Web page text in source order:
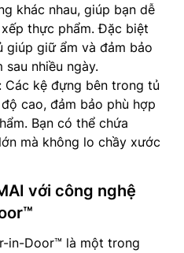
khác nhau, giúp bạn dễ
thực phẩm. Đặc biệt
giúp giữ ẩm và đảm bảo
nhiều ngày.
Các kệ đựng bên trong tủ
cao, đảm bảo phù hợp
Bạn có thể chứa
mà không lo chầy xước
với công nghệ
in-Door™ là một trong